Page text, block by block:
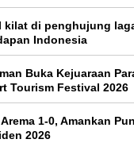
kilat di penghujung
Indonesia
Buka Kejuaraan
Tourism Festival 2026
1-0, Amankan
2026